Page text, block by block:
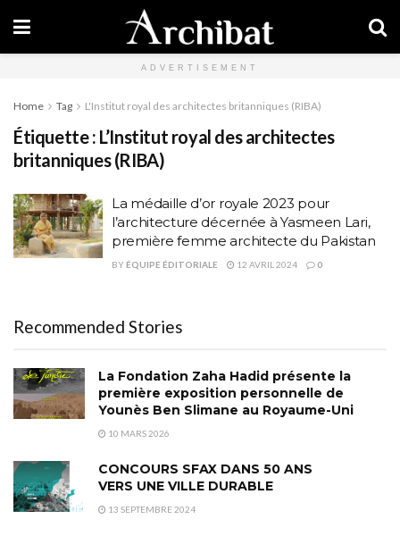
ADVERTISEMENT
Home Tag L'Institut royal des architectes britanniques (RIBA)
Étiquette : L’Institut royal des architectes
britanniques (RIBA)
La médaille d’or royale 2023 pour
l’architecture décernée à Yasmeen Lari,
première femme architecte du Pakistan
BY ÉQUIPE ÉDITORIALE 12 AVRIL 2024 0
Recommended Stories
La Fondation Zaha Hadid présente la
première exposition personnelle de
Younès Ben Slimane au Royaume-Uni
10 MARS 2026
CONCOURS SFAX DANS 50 ANS
VERS UNE VILLE DURABLE
13 SEPTEMBRE 2024